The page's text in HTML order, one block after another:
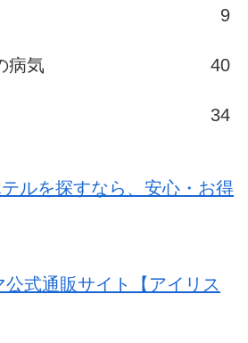
9
病気 40
34
テルを探すなら、安心・お得
公式通販サイト【アイリス